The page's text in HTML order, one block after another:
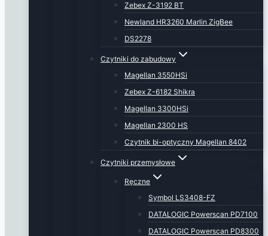
Zebex Z-3192 BT
Newland HR3260 Marlin ZigBee
DS2278
Czytniki do zabudowy
Magellan 3550HSi
Zebex Z-6182 Shikra
Magellan 3300HSi
Magellan 2300 HS
Czytnik bi-optyczny Magellan 8402
Czytniki przemysłowe
Ręczne
Symbol LS3408-FZ
DATALOGIC Powerscan PD7100
DATALOGIC Powerscan PD8300